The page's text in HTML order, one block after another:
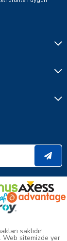
saklıdır.
Web sitemizde yer